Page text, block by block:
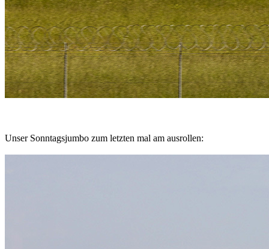
Unser Sonntagsjumbo zum letzten mal am ausrollen: